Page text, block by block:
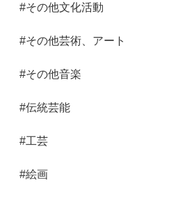
#その他文化活動
#その他芸術、アート
#その他音楽
#伝統芸能
#工芸
#絵画